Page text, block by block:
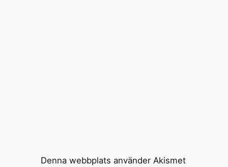
Denna webbplats använder Akismet